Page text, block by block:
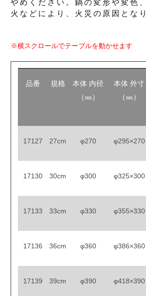
やめください。鍋の変形や変色
火などにより、火災の原因とな
※横スクロールでテーブルを動かせます
品番 規格
本体 内径
（㎜）
本体 外寸
（㎜）
17127 27cm φ270 φ295×270
17130 30cm φ300 φ325×300
17133 33cm φ330 φ355×330
17136 36cm φ360 φ386×360
17139 39cm φ390 φ418×390